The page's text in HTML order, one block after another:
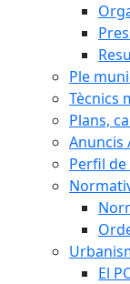
Ple
Tècnics
Plans,
Anuncis
Perfil
El